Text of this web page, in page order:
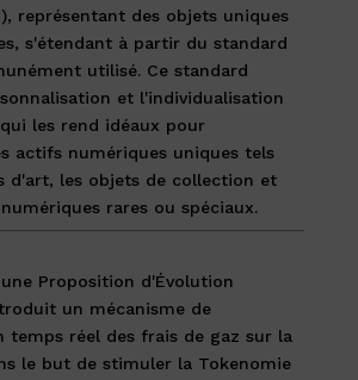
représentant des objets uniques
s'étendant à partir du standard
utilisé. Ce standard
et l'individualisation
les rend idéaux pour
actifs numériques uniques tels
d'art, les objets de collection et
rares ou spéciaux.
Proposition d'Évolution
un mécanisme de
temps réel des frais de gaz sur la
le but de stimuler la Tokenomie